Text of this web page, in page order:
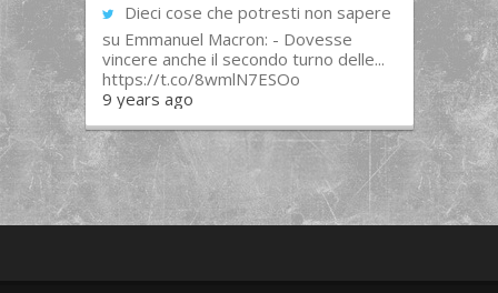
Dieci cose che potresti non sapere
su Emmanuel Macron: - Dovesse
vincere anche il secondo turno delle...
https://t.co/8wmlN7ESOo
9 years ago